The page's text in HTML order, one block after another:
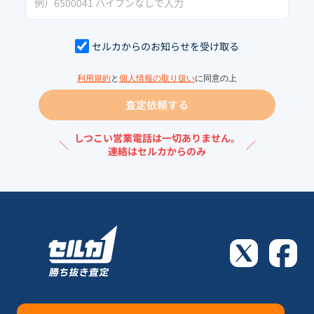
セルカからのお知らせを受け取る
利用規約と 個人情報の取り扱いに同意の上
査定依頼する
＼
しつこい営業電話は一切ありません。
連絡はセルカからのみ
／